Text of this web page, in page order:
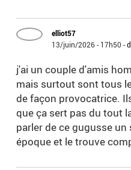
elliot57
13/juin/2026 - 17h50 -
j'ai un couple d'amis
mais surtout sont tous
de façon provocatrice.
que ça sert pas du tout
parler de ce gugusse
époque et le trouve